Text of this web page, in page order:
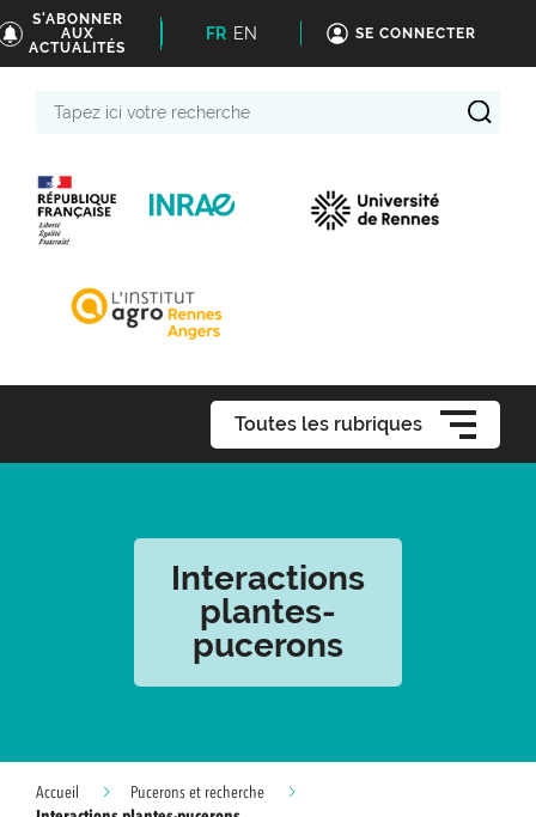
S'ABONNER
AUX
ACTUALITÉS
FR EN SE CONNECTER
Toutes les rubriques
Interactions
plantes-
pucerons
Accueil
Pucerons et recherche